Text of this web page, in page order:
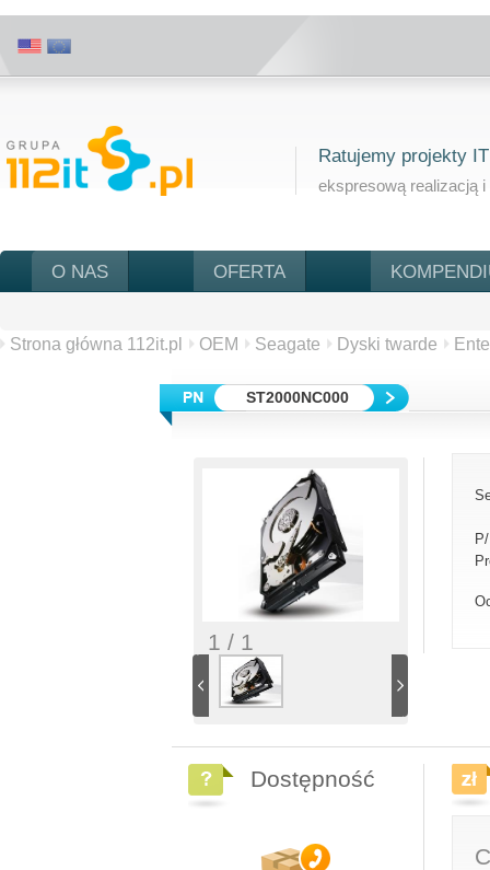
Ratujemy projekty IT
ekspresową realizacją i
O NAS OFERTA
Strona główna 112it.pl OEM Seagate Dyski twarde
ST2000NC000
1 / 1
Dostępność